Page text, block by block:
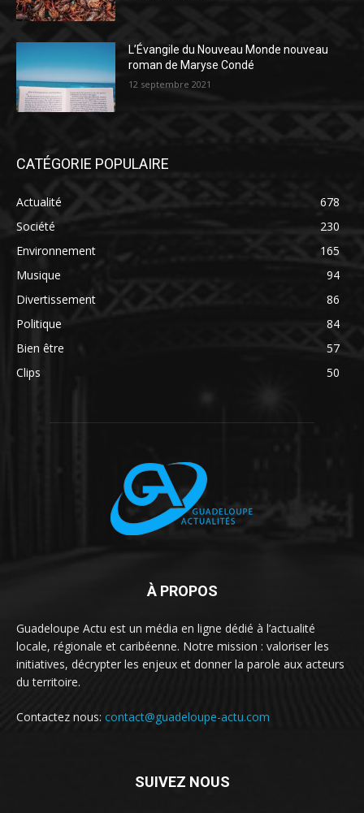
L’Évangile du Nouveau Monde nouveau
roman de Maryse Condé
12 septembre 2021
CATÉGORIE POPULAIRE
Actualité
678
Société
230
Environnement
165
Musique
94
Divertissement
86
Politique
84
Bien être
57
Clips
50
À PROPOS
Guadeloupe Actu est un média en ligne dédié à l’actualité
locale, régionale et caribéenne. Notre mission : valoriser les
initiatives, décrypter les enjeux et donner la parole aux acteurs
du territoire.
Contactez nous: contact@guadeloupe-actu.com
SUIVEZ NOUS